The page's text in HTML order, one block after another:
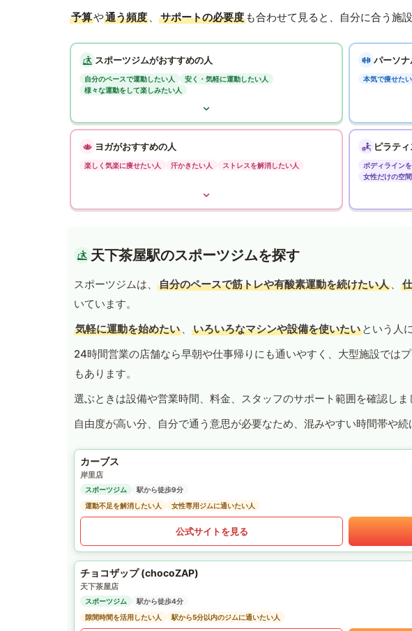
予算や通う頻度 、 サポートの必要度 も合わせて見ると、自分に合う施
スポーツジムがおすすめの人
自分のペースで運動したい人
安く・気軽に運動したい人
様々な運動をして楽しみたい人
パーソナ
本気で痩せた
ヨガがおすすめの人
楽しく気楽に痩せたい人 汗かきたい人 ストレスを解消したい人
ピラテ
ボディライン
女性だけの空
天下茶屋駅のスポーツジムを探す
スポーツジムは、 自分のペースで筋トレや有酸素運動を続けたい人 、
いています。
気軽に運動を始めたい 、 いろいろなマシンや設備を使いたい という人
24時間営業の店舗なら早朝や仕事帰りにも通いやすく、大型施設では
もあります。
選ぶときは設備や営業時間、料金、スタッフのサポート範囲を確認しま
自由度が高い分、自分で通う意思が必要なため、混みやすい時間帯や続
カーブス
岸里店
スポーツジム
駅から徒歩9分
運動不足を解消したい人
女性専用ジムに通いたい人
公式サイトを見る
チョコザップ (chocoZAP)
天下茶屋店
スポーツジム
駅から徒歩4分
隙間時間を活用したい人
駅から5分以内のジムに通いたい人